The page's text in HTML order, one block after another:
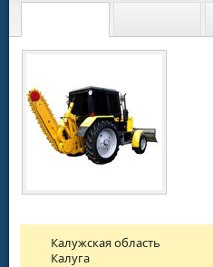
Калужская область
Калуга